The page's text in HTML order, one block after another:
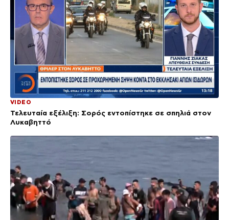
VIDEO
Τελευταία εξέλιξη: Σορός εντοπίστηκε σε σπηλιά στον
Λυκαβηττό